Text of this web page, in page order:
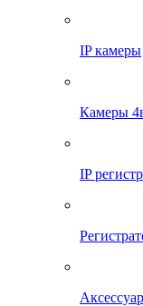
IP камеры
Камеры
IP